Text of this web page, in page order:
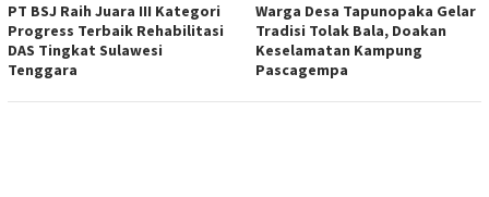
PT BSJ Raih Juara III Kategori
Progress Terbaik Rehabilitasi
DAS Tingkat Sulawesi
Tenggara
Warga Desa Tapunopaka Gelar
Tradisi Tolak Bala, Doakan
Keselamatan Kampung
Pascagempa